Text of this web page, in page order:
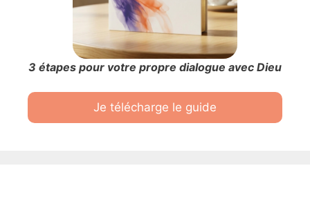
3 étapes pour votre propre dialogue avec Dieu
Je télécharge le guide